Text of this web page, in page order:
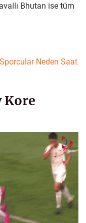
Bhutan ise tüm
Neden Saat
Kore